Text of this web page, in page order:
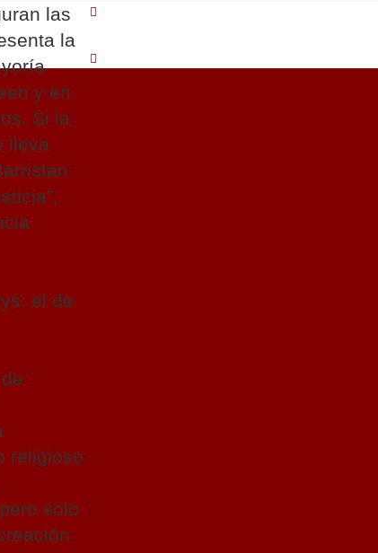
las
la
y en
Si la
lleva
el de
religioso
solo